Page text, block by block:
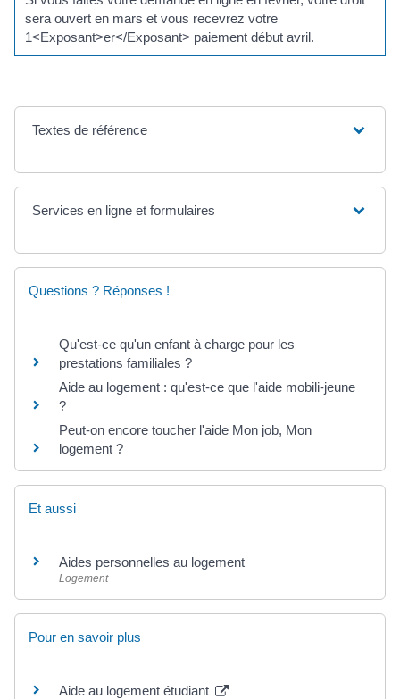
sera ouvert en mars et vous recevrez votre
1<Exposant>er</Exposant> paiement début avril.
Textes de référence
Services en ligne et formulaires
Questions ? Réponses !
Qu'est-ce qu'un enfant à charge pour les
prestations familiales ?
Aide au logement : qu'est-ce que l'aide mobili-jeune
?
Peut-on encore toucher l'aide Mon job, Mon
logement ?
Et aussi
Aides personnelles au logement
Logement
Pour en savoir plus
Aide au logement étudiant